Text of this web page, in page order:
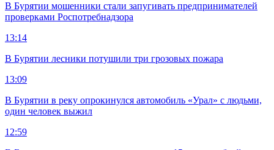
В Бурятии мошенники стали запугивать предпринимателей
проверками Роспотребнадзора
13:14
В Бурятии лесники потушили три грозовых пожара
13:09
В Бурятии в реку опрокинулся автомобиль «Урал» с людьми,
один человек выжил
12:59